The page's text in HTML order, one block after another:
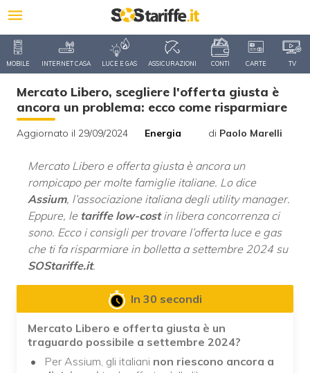
MOBILE INTERNET CASA LUCE E GAS ASSICURAZIONI CONTI CARTE TV
Mercato Libero, scegliere l'offerta giusta è
ancora un problema: ecco come risparmiare
Aggiornato il 29/09/2024 Energia di Paolo Marelli
Mercato Libero e offerta giusta è ancora un
rompicapo per molte famiglie italiane. Lo dice
Assium, l’associazione italiana degli utility manager.
Eppure, le tariffe low-costin libera concorrenza ci
sono. Ecco i consigli per trovare l’offerta luce e gas
che ti fa risparmiare in bolletta a settembre 2024 su
SOStariffe.it.
In 30 secondi
Mercato Libero e offerta giusta è un
traguardo possibile a settembre 2024?
Per Assium, gli italiani non riescono ancora a